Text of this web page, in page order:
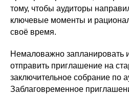
тому, чтобы аудиторы
ключевые моменты и
своё время.
Немаловажно запланировать
отправить приглашение на
заключительное собрание по
Заблаговременное